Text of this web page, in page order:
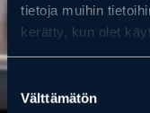
tietoja muihin
kerätty, kun olet
valinta
Välttämätön